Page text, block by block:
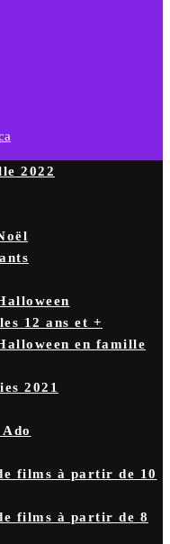
2022
12 ans et +
en famille
2021
films à partir de 10
films à partir de 8